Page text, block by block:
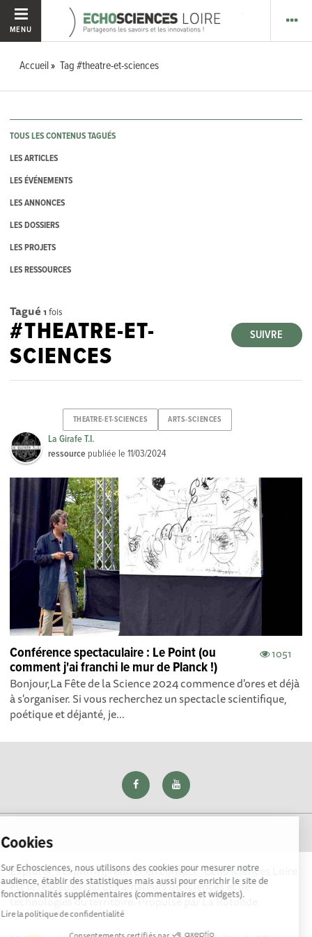
Cookies
Sur Echosciences, nous utilisons des cookies pour mesurer notre
audience, établir des statistiques mais aussi pour enrichir le site de
fonctionnalités supplémentaires (commentaires et widgets).
Lire la politique de confidentialité
MENU
Accueil Tag #theatre-et-sciences
TOUS LES CONTENUS TAGUÉS
LES ARTICLES
LES ÉVÉNEMENTS
LES ANNONCES
LES DOSSIERS
LES PROJETS
LES RESSOURCES
Tagué 1 fois
SUIVRE
#THEATRE-ET-
SCIENCES
THEATRE-ET-SCIENCES ARTS-SCIENCES
La Girafe T.I.
ressource publiée le11/03/2024
1051
Conférence spectaculaire : Le Point (ou
comment j'ai franchi le mur de Planck !)
Bonjour, La Fête de la Science 2024 commence d'ores et déjà
à s'organiser. Si vous recherchez un spectacle scientifique,
poétique et déjanté, je...
Explorer, s’exprimer, rentrer en contact : Echosciences Loire
est le réseau social des amateurs de sciences et de
technologies du territoire. Propulsé parLa Rotonde